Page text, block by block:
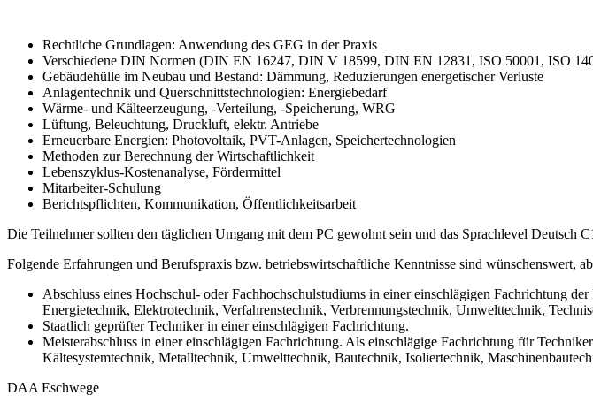
Rechtliche Grundlagen: Anwendung des GEG in der Praxis
Verschiedene DIN Normen (DIN EN 16247, DIN V 18599, DIN EN 12831, ISO 50001, ISO
Gebäudehülle im Neubau und Bestand: Dämmung, Reduzierungen energetischer Verluste
Anlagentechnik und Querschnittstechnologien: Energiebedarf
Wärme- und Kälteerzeugung, -Verteilung, -Speicherung, WRG
Lüftung, Beleuchtung, Druckluft, elektr. Antriebe
Erneuerbare Energien: Photovoltaik, PVT-Anlagen, Speichertechnologien
Methoden zur Berechnung der Wirtschaftlichkeit
Lebenszyklus-Kostenanalyse, Fördermittel
Mitarbeiter-Schulung
Berichtspflichten, Kommunikation, Öffentlichkeitsarbeit
Die Teilnehmer sollten den täglichen Umgang mit dem PC gewohnt sein und das Sprachlevel Deutsch
Folgende Erfahrungen und Berufspraxis bzw. betriebswirtschaftliche Kenntnisse sind wünschenswert,
Abschluss eines Hochschul- oder Fachhochschulstudiums in einer einschlägigen Fachrichtung
Energietechnik, Elektrotechnik, Verfahrenstechnik, Verbrennungstechnik, Umwelttechnik,
Staatlich geprüfter Techniker in einer einschlägigen Fachrichtung.
Meisterabschluss in einer einschlägigen Fachrichtung. Als einschlägige Fachrichtung für
Kältesystemtechnik, Metalltechnik, Umwelttechnik, Bautechnik, Isoliertechnik,
DAA Eschwege